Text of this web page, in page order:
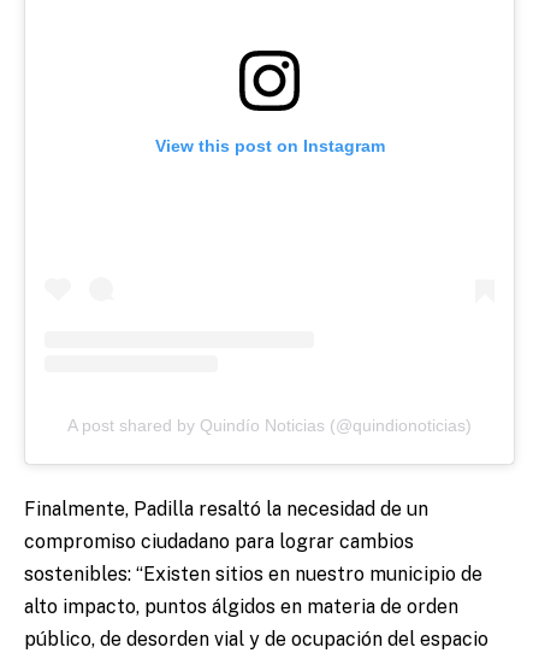
View this post on Instagram
A post shared by Quindío Noticias (@quindionoticias)
Finalmente, Padilla resaltó la necesidad de un
compromiso ciudadano para lograr cambios
sostenibles: “Existen sitios en nuestro municipio de
alto impacto, puntos álgidos en materia de orden
público, de desorden vial y de ocupación del espacio